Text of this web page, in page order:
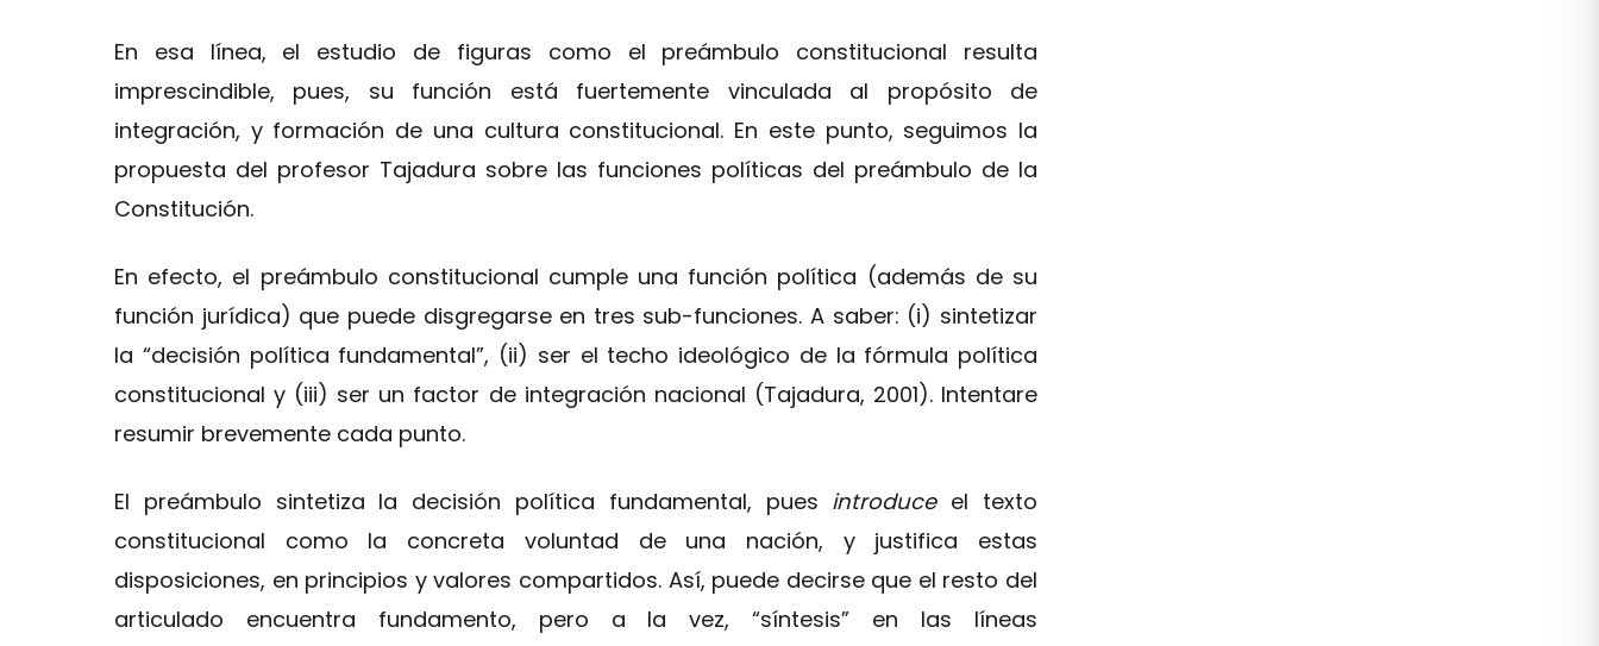
En esa línea, el estudio de figuras como el preámbulo constitucional resulta
imprescindible, pues, su función está fuertemente vinculada al propósito de
integración, y formación de una cultura constitucional. En este punto, seguimos la
propuesta del profesor Tajadura sobre las funciones políticas del preámbulo de la
Constitución.
En efecto, el preámbulo constitucional cumple una función política (además de su
función jurídica) que puede disgregarse en tres sub-funciones. A saber: (i) sintetizar
la “decisión política fundamental”, (ii) ser el techo ideológico de la fórmula política
constitucional y (iii) ser un factor de integración nacional (Tajadura, 2001). Intentare
resumir brevemente cada punto.
El preámbulo sintetiza la decisión política fundamental, pues introduceel texto
constitucional como la concreta voluntad de una nación, y justifica estas
disposiciones, en principios y valores compartidos. Así, puede decirse que el resto del
articulado encuentra fundamento, pero a la vez, “síntesis” en las líneas